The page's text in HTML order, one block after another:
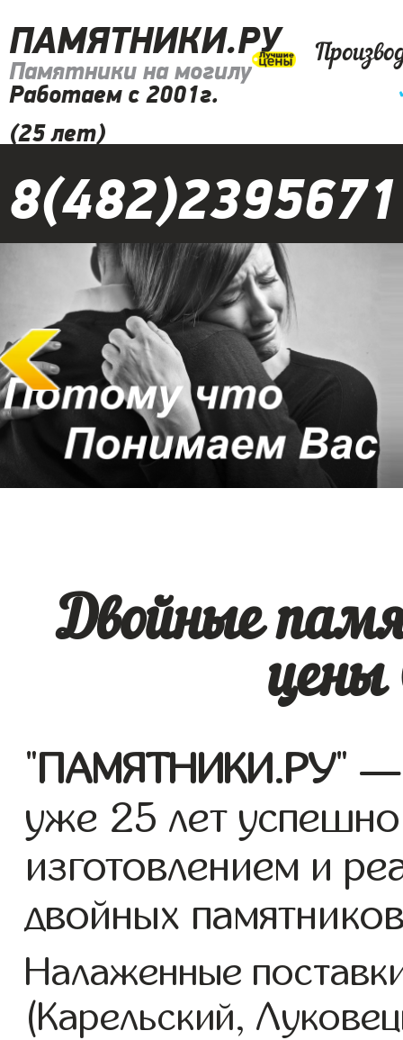
ПАМЯТНИКИ.РУ
Памятники на могилу
Работаем с 2001г.
(25 лет)
8(482)2395671
Двойные
"ПАМЯТНИКИ.РУ" —
уже 25 лет
изготовлением и
двойных
Налаженные
(Карельский,